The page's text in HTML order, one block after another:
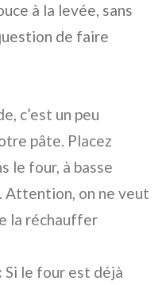
à la levée, sans
de faire
c’est un peu
pâte. Placez
le four, à basse
Attention, on ne veut
la réchauffer
Si le four est déjà